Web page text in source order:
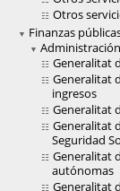
Otros
Finanzas
Generalitat
Generalitat
ingresos
Generalitat
Generalitat
Seguridad
Generalitat
autónomas
Generalitat